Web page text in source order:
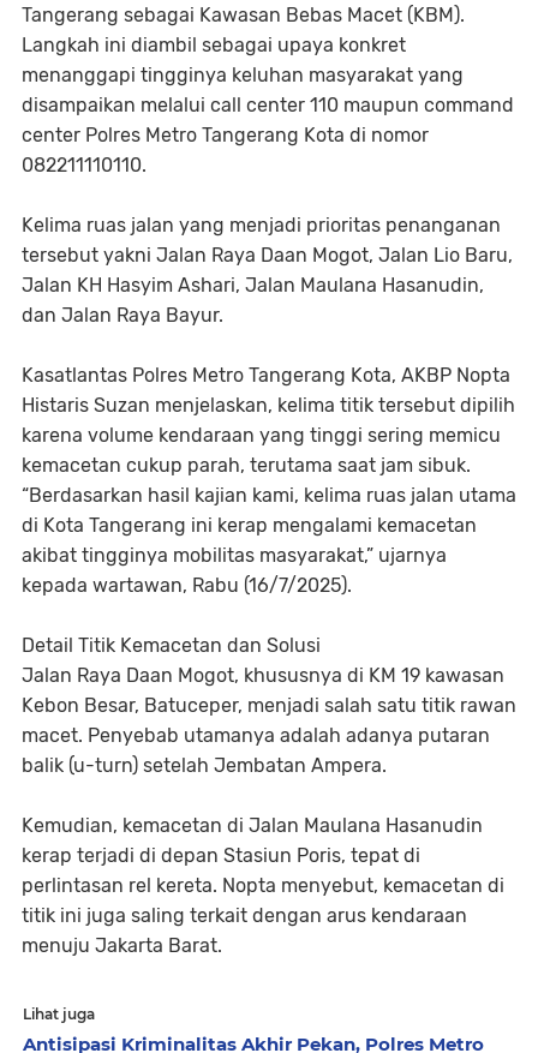
Tangerang sebagai Kawasan Bebas Macet (KBM).
Langkah ini diambil sebagai upaya konkret
menanggapi tingginya keluhan masyarakat yang
disampaikan melalui call center 110 maupun command
center Polres Metro Tangerang Kota di nomor
082211110110.
Kelima ruas jalan yang menjadi prioritas penanganan
tersebut yakni Jalan Raya Daan Mogot, Jalan Lio Baru,
Jalan KH Hasyim Ashari, Jalan Maulana Hasanudin,
dan Jalan Raya Bayur.
Kasatlantas Polres Metro Tangerang Kota, AKBP Nopta
Histaris Suzan menjelaskan, kelima titik tersebut dipilih
karena volume kendaraan yang tinggi sering memicu
kemacetan cukup parah, terutama saat jam sibuk.
“Berdasarkan hasil kajian kami, kelima ruas jalan utama
di Kota Tangerang ini kerap mengalami kemacetan
akibat tingginya mobilitas masyarakat,” ujarnya
kepada wartawan, Rabu (16/7/2025).
Detail Titik Kemacetan dan Solusi
Jalan Raya Daan Mogot, khususnya di KM 19 kawasan
Kebon Besar, Batuceper, menjadi salah satu titik rawan
macet. Penyebab utamanya adalah adanya putaran
balik (u-turn) setelah Jembatan Ampera.
Kemudian, kemacetan di Jalan Maulana Hasanudin
kerap terjadi di depan Stasiun Poris, tepat di
perlintasan rel kereta. Nopta menyebut, kemacetan di
titik ini juga saling terkait dengan arus kendaraan
menuju Jakarta Barat.
Lihat juga
Antisipasi Kriminalitas Akhir Pekan, Polres Metro